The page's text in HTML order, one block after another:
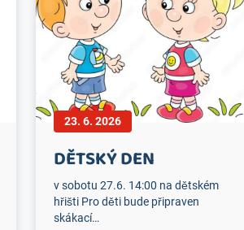
23. 6. 2026
DĚTSKÝ DEN
v sobotu 27.6. 14:00 na dětském
hřišti Pro děti bude připraven
skákací…